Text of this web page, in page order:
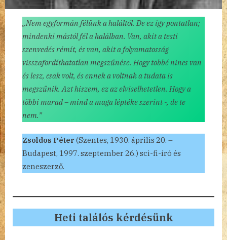
„Nem egyformán félünk a haláltól. De ez így pontatlan;
mindenki mástól fél a halálban. Van, akit a testi
szenvedés rémít, és van, akit a folyamatosság
visszafordíthatatlan megszűnése. Hogy többé nincs van
és lesz, csak volt, és ennek a voltnak a tudata is
megszűnik. Azt hiszem, ez az elviselhetetlen. Hogy a
többi marad – mind a maga léptéke szerint -, de te
nem.”
Zsoldos Péter(Szentes, 1930. április 20. –
Budapest, 1997. szeptember 26.) sci-fi-író és
zeneszerző.
Heti találós kérdésünk